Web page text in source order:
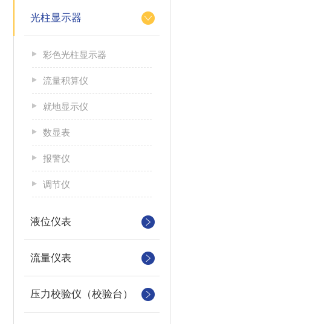
光柱显示器
彩色光柱显示器
流量积算仪
就地显示仪
数显表
报警仪
调节仪
液位仪表
流量仪表
压力校验仪（校验台）